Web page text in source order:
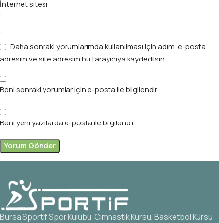
İnternet sitesi
Daha sonraki yorumlarımda kullanılması için adım, e-posta
adresim ve site adresim bu tarayıcıya kaydedilsin.
Beni sonraki yorumlar için e-posta ile bilgilendir.
Beni yeni yazılarda e-posta ile bilgilendir.
Bursa Sportif Spor Kulübü Cimnastik Kursu, Basketbol Kursu